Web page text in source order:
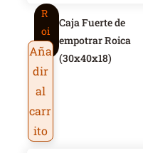
R
oi
ca
Caja Fuerte de
empotrar Roica
(30x40x18)
Aña
dir
al
carr
ito